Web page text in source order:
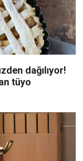
dağılıyor!
tüyo